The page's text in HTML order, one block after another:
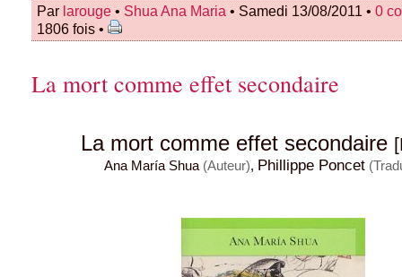
Par larouge • Shua Ana Maria • Samedi 13/08/2011 • 0
1806 fois •
La mort comme effet secondaire
La mort comme effet secondaire
Ana María Shua (Auteur), Phillippe Poncet